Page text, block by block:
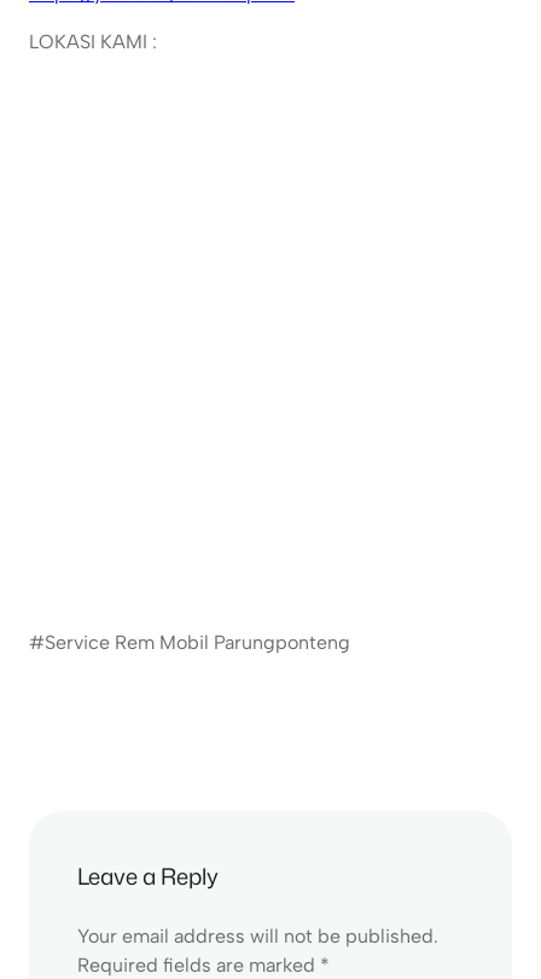
LOKASI KAMI :
#Service Rem Mobil Parungponteng
Leave a Reply
Your email address will not be published.
Required fields are marked *